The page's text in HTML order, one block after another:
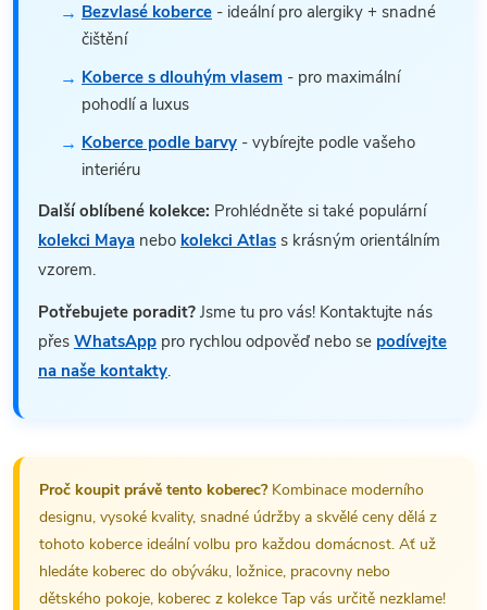
Bezvlasé koberce - ideální pro alergiky + snadné
čištění
Koberce s dlouhým vlasem - pro maximální
pohodlí a luxus
Koberce podle barvy - vybírejte podle vašeho
interiéru
Další oblíbené kolekce: Prohlédněte si také populární
kolekci Maya nebo kolekci Atlas s krásným orientálním
vzorem.
Potřebujete poradit? Jsme tu pro vás! Kontaktujte nás
přes WhatsApp pro rychlou odpověď nebo se podívejte
na naše kontakty.
Proč koupit právě tento koberec?Kombinace moderního
designu, vysoké kvality, snadné údržby a skvělé ceny dělá z
tohoto koberce ideální volbu pro každou domácnost. Ať už
hledáte koberec do obýváku, ložnice, pracovny nebo
dětského pokoje, koberec z kolekce Tap vás určitě nezklame!